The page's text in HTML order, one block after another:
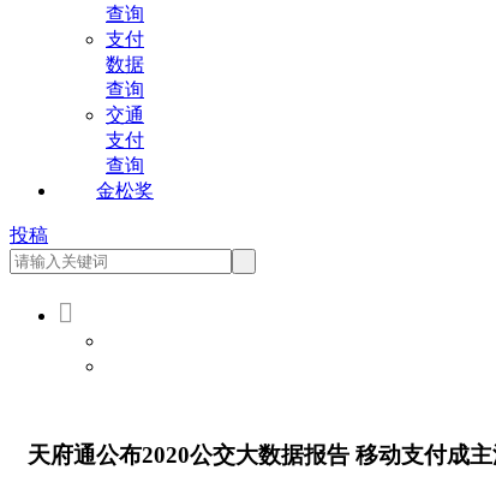
查询
支付
数据
查询
交通
支付
查询
金松奖
投稿

天府通公布2020公交大数据报告 移动支付成